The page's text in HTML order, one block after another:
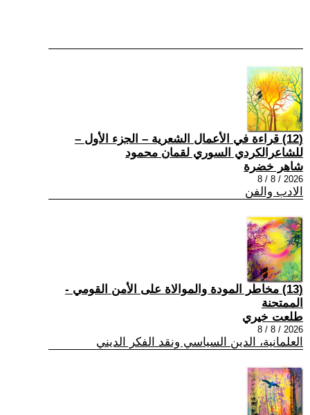
(12) قراءة في الأعمال الشعرية – الجزء الأول –
للشاعرالكردي السوري لقمان محمود
شاهر خضرة
2026 / 8 / 8
الادب والفن
(13) مخاطر المودة والموالاة على الأمن القومي -
الممتحنة
طلعت خيري
2026 / 8 / 8
العلمانية، الدين السياسي ونقد الفكر الديني